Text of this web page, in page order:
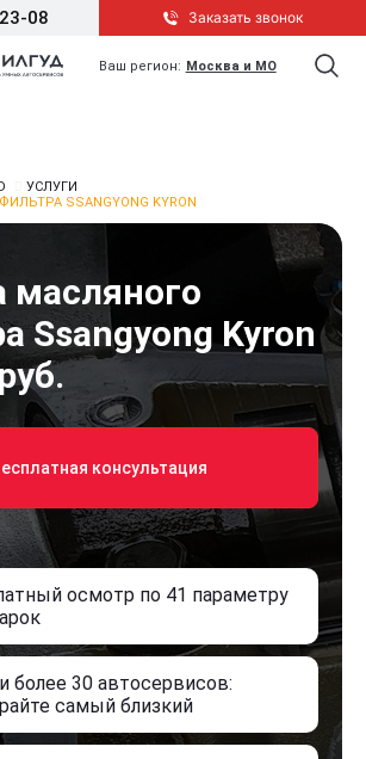
08 Заказать звонок
Ваш регион: Москва и МО
УСЛУГИ
SSANGYONG KYRON
масляного
Ssangyong Kyron
консультация
осмотр по 41 параметру
более 30 автосервисов:
самый близкий